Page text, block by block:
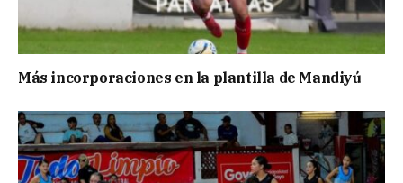
Más incorporaciones en la plantilla de Mandiyú